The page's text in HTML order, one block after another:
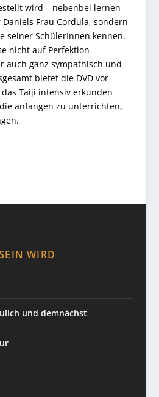
wird – nebenbei lernen
Frau Cordula, sondern
seiner SchülerInnen kennen.
nicht auf Perfektion
auch ganz sympathisch und
bietet die DVD vor
Taiji intensiv erkunden
anfangen zu unterrichten,
WIRD
und demnächst